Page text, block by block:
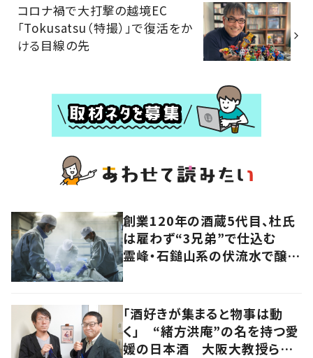
コロナ禍で大打撃の越境EC
「Tokusatsu（特撮）」で復活をか
ける目線の先
創業120年の酒蔵5代目、杜氏
は雇わず“3兄弟”で仕込む
霊峰・石鎚山系の伏流水で醸
「酒好きが集まると物事は動
く」 “緒方洪庵”の名を持つ愛
媛の日本酒 大阪大教授らの